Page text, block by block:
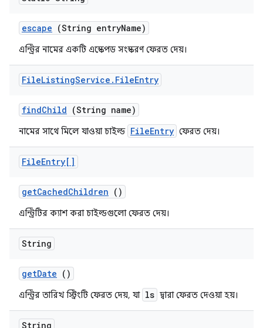
escape (String entryName)
এন্ট্রির নামের একটি এস্কেপড সংস্করণ ফেরত দেয়।
FileListingService . FileEntry
findChild (String name)
নামের সাথে মিলে যাওয়া চাইল্ড FileEntry ফেরত দেয়।
FileEntry[]
getCachedChildren ()
এন্ট্রিটির ক্যাশ করা চাইল্ডগুলো ফেরত দেয়।
String
getDate ()
এন্ট্রির তারিখ স্ট্রিংটি ফেরত দেয়, যা ls দ্বারা ফেরত দেওয়া হয়।
String